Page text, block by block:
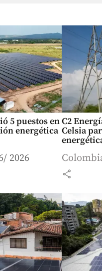
5 puestos en
energética
2026
C2
Celsia
share